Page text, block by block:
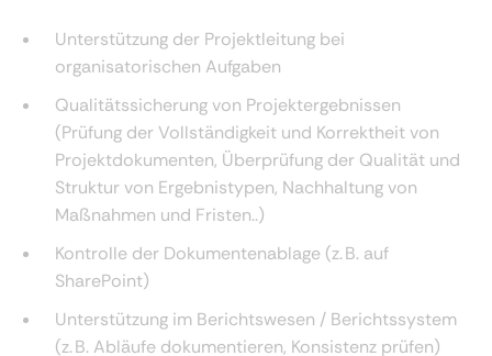
Unterstützung der Projektleitung bei
organisatorischen Aufgaben
Qualitätssicherung von Projektergebnissen
(Prüfung der Vollständigkeit und Korrektheit von
Projektdokumenten, Überprüfung der Qualität und
Struktur von Ergebnistypen, Nachhaltung von
Maßnahmen und Fristen..)
Kontrolle der Dokumentenablage (z. B. auf
SharePoint)
Unterstützung im Berichtswesen / Berichtssystem
(z. B. Abläufe dokumentieren, Konsistenz prüfen)